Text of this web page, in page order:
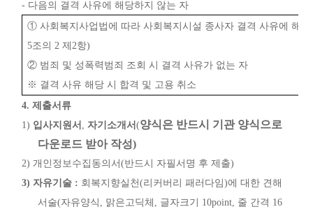
- 다음의 결격 사유에 해당하지 않는 자
① 사회복지사업법에 따라 사회복지시설 종사자 결격 사유에 해
5조의 2 제 2항)
② 범죄 및 성폭력범죄 조회 시 결격 사유가 없는 자
※ 결격 사유 해당 시 합격 및 고용 취소
4. 제출서류
1) 입사지원서 , 자기소개서 (양식은 반드시 기관 양식으로
다운로드 받아 작성)
2) 개인정보수집동의서 (반드시 자필서명 후 제출)
3) 자유기술 : 회복지향실천(리커버리 패러다임)에 대한 견해
서술(자유양식 , 맑은고딕체 , 글자크기 10point, 줄 간격 16